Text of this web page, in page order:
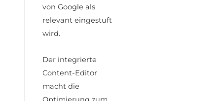
von Google als
relevant eingestuft
wird.
Der integrierte
Content-Editor
macht die